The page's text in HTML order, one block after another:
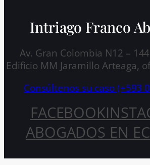
Intriago Franco
Av. Gran Colombia N12 –
Edificio MM Jaramillo Arteaga,
Consúltenos su caso (+593
FACEBOOK
ABOGADOS EN